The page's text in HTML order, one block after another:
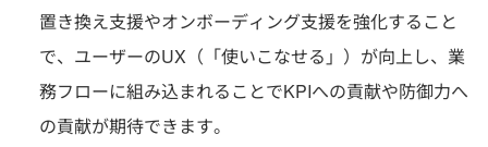
置き換え支援やオンボーディング支援を強化すること
で、ユーザーのUX（「使いこなせる」）が向上し、業
務フローに組み込まれることでKPIへの貢献や防御力へ
の貢献が期待できます。